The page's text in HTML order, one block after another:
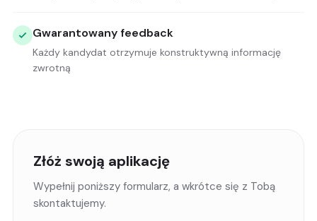
Gwarantowany feedback
Każdy kandydat otrzymuje konstruktywną informację
zwrotną
Złóż swoją aplikację
Wypełnij poniższy formularz, a wkrótce się z Tobą
skontaktujemy.